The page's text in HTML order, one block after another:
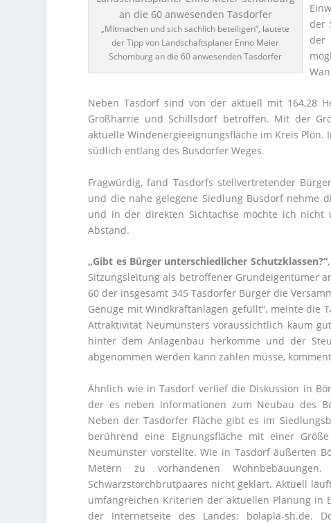
„Mitmachen und sich sachlich beteiligen“, lautete
der Tipp von Landschaftsplaner Enno Meier
Schomburg an die 60 anwesenden Tasdorfer
der
der
Neben Tasdorf sind von der aktuell mit 164,28
Großharrie und Schillsdorf betroffen. Mit der
aktuelle Windenergieeignungsfläche im Kreis
südlich entlang des Busdorfer Weges.
Fragwürdig, fand Tasdorfs stellvertretender
und die nahe gelegene Siedlung Busdorf nehme
und in der direkten Sichtachse möchte ich nicht
Abstand.
„Gibt es Bürger unterschiedlicher Schutzklassen?“
Sitzungsleitung als betroffener Grundeigentümer
60 der insgesamt 345 Tasdorfer Bürger die
Genüge mit Windkraftanlagen gefüllt“, meinte
Attraktivität Neumünsters voraussichtlich kaum
hinter dem Anlagenbau herkomme und der
abgenommen werden kann zahlen müsse,
Ähnlich wie in Tasdorf verlief die Diskussion in
der es neben Informationen zum Neubau des
Neben der Tasdorfer Fläche gibt es im
berührend eine Eignungsfläche mit einer
Neumünster vorstellte. Wie in Tasdorf äußerten
Metern zu vorhandenen
Schwarzstorchbrutpaares nicht geklärt. Aktuell
umfangreichen Kriterien der aktuellen Planung in
der Internetseite des Landes: bolapla-sh.de.